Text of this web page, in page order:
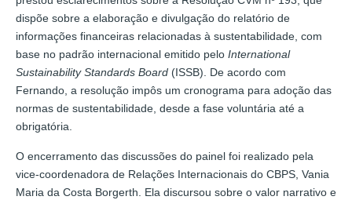
dispõe sobre a elaboração e divulgação do relatório de
informações financeiras relacionadas à sustentabilidade, com
base no padrão internacional emitido pelo International
Sustainability Standards Board (ISSB). De acordo com
Fernando, a resolução impôs um cronograma para adoção das
normas de sustentabilidade, desde a fase voluntária até a
obrigatória.
O encerramento das discussões do painel foi realizado pela
vice-coordenadora de Relações Internacionais do CBPS, Vania
Maria da Costa Borgerth. Ela discursou sobre o valor narrativo e